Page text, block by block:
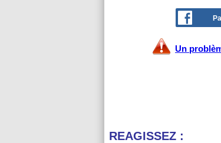
Un
REAGISSEZ :